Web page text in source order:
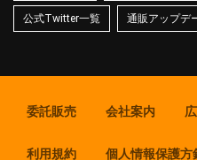
公式Twitter一覧 通販アップデ
委託販売 会社案内
利用規約 個人情報保護方